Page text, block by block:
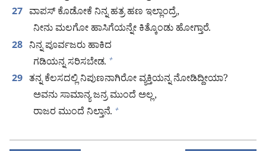
27 ವಾಪಸ್‌ ಕೊಡೋಕೆ ನಿನ್ನ ಹತ್ರ ಹಣ ಇಲ್ಲಾಂದ್ರೆ,
ನೀನು ಮಲಗೋ ಹಾಸಿಗೆಯನ್ನೇ ಕಿತ್ಕೊಂಡು ಹೋಗ್ತಾರೆ.
28 ನಿನ್ನ ಪೂರ್ವಜರು ಹಾಕಿದ
ಗಡಿಯನ್ನ ಸರಿಸಬೇಡ. +
29 ತನ್ನ ಕೆಲಸದಲ್ಲಿ ನಿಪುಣನಾಗಿರೋ ವ್ಯಕ್ತಿಯನ್ನ ನೋಡಿದ್ದೀಯಾ?
ಅವನು ಸಾಮಾನ್ಯ ಜನ್ರ ಮುಂದೆ ಅಲ್ಲ,
ರಾಜರ ಮುಂದೆ ನಿಲ್ತಾನೆ. +